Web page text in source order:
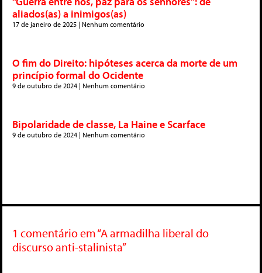
aliados(as) a inimigos(as)
17 de janeiro de 2025 Nenhum comentário
O fim do Direito: hipóteses acerca da morte de um
princípio formal do Ocidente
9 de outubro de 2024 Nenhum comentário
Bipolaridade de classe, La Haine e Scarface
9 de outubro de 2024 Nenhum comentário
1 comentário em “A armadilha liberal do
discurso anti-stalinista”